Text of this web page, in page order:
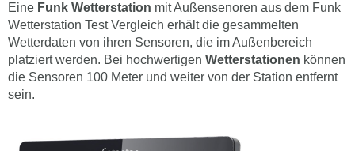
Eine Funk Wetterstation mit Außensenoren aus dem Funk
Wetterstation Test Vergleich erhält die gesammelten
Wetterdaten von ihren Sensoren, die im Außenbereich
platziert werden. Bei hochwertigen Wetterstationen können
die Sensoren 100 Meter und weiter von der Station entfernt
sein.